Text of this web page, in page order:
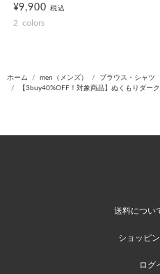
¥9,900税込
2 colors
ホーム men（メンズ）
ブラウス・シャツ
【3buy40%OFF！対象商品】ぬくもりダー
送料につい
ショッピ
ログ